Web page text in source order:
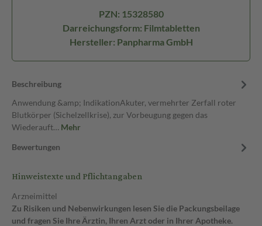
PZN: 15328580
Darreichungsform: Filmtabletten
Hersteller: Panpharma GmbH
Beschreibung
Anwendung &amp; IndikationAkuter, vermehrter Zerfall roter
Blutkörper (Sichelzellkrise), zur Vorbeugung gegen das
Wiederauft… Mehr
Bewertungen
Hinweistexte und Pflichtangaben
Arzneimittel
Zu Risiken und Nebenwirkungen lesen Sie die Packungsbeilage
und fragen Sie Ihre Ärztin, Ihren Arzt oder in Ihrer Apotheke.